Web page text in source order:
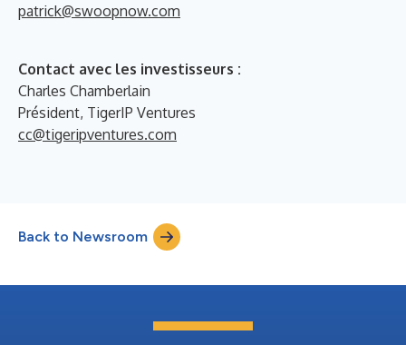
patrick@swoopnow.com
Contact avec les investisseurs :
Charles Chamberlain
Président, TigerIP Ventures
cc@tigeripventures.com
Back to Newsroom